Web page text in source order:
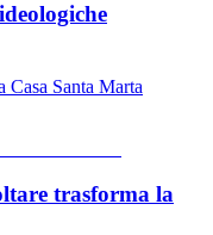
Santa Marta
trasforma la